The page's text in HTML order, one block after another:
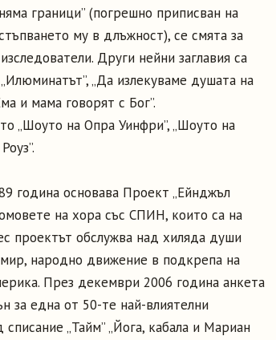
граници” (погрешно приписван на
му в длъжност), се смята за
Други нейни заглавия са
„Да излекуваме душата на
и мама говорят с Бог”.
„Шоуто на Опра Уинфри”, „Шоуто на
година основава Проект „Ейнджъл
на хора със СПИН, които са на
проектът обслужва над хиляда души
народно движение в подкрепа на
През декември 2006 година анкета
за една от 50-те най-влиятелни
„Тайм” „Йога, кабала и Мариан